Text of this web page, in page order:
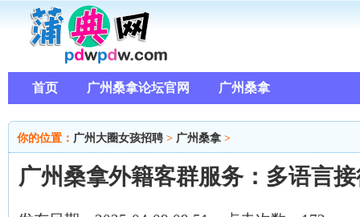
首页 广州桑拿论坛官网 广州桑拿
你的位置： 广州大圈女孩招聘 > 广州桑拿 >
广州桑拿外籍客群服务：多语言